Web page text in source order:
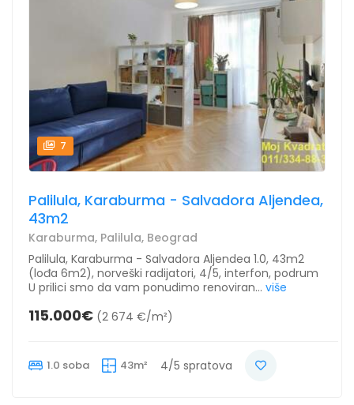
7
Palilula, Karaburma - Salvadora Aljendea,
43m2
Karaburma, Palilula, Beograd
Palilula, Karaburma - Salvadora Aljendea 1.0, 43m2
(lođa 6m2), norveški radijatori, 4/5, interfon, podrum
U prilici smo da vam ponudimo renoviran... više
115.000€ (2 674 €/m²)
1.0 soba 43m² 4/5 spratova